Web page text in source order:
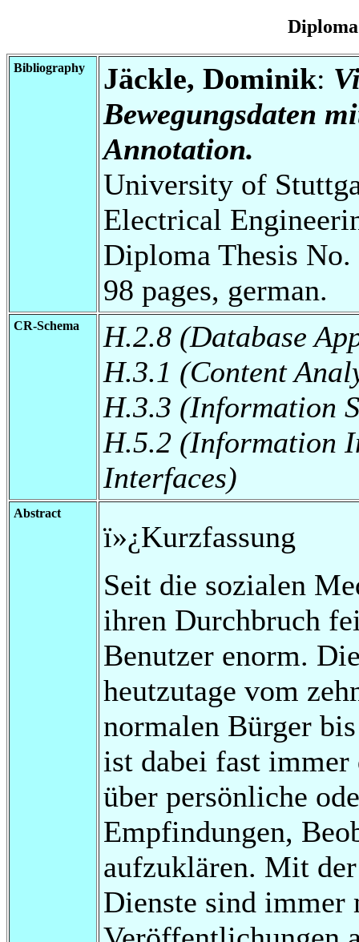
Bibliography Jäckle, Dominik:
Bewegungsdaten
Annotation.
University of
Electrical
Diploma Thesis
98 pages, german.
CR-Schema
H.2.8 (Database
H.3.1 (Content
H.3.3 (Information
H.5.2 (Information
Interfaces)
Abstract
ï»¿Kurzfassung
Seit die sozialen
ihren Durchbruch
Benutzer enorm.
heutzutage vom
normalen Bürger
ist dabei fast
über persönliche
Empfindungen,
aufzuklären. Mit
Dienste sind immer